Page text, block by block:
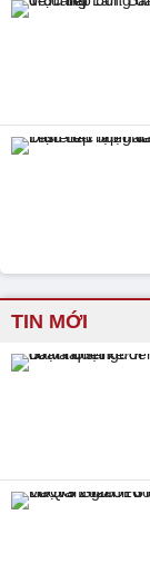
TIN MỚI